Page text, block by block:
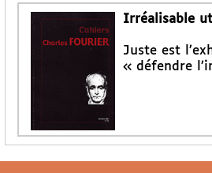
Irréalisable
Juste est
« défendre